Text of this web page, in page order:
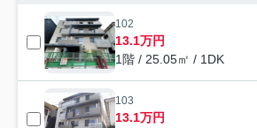
102
13.1万円
1階 / 25.05㎡ / 1DK
103
13.1万円